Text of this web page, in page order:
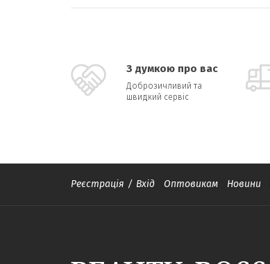
З думкою про вас
Доброзичливий та
швидкий сервіс
Реєстрація / Вхід Оптовикам Новини